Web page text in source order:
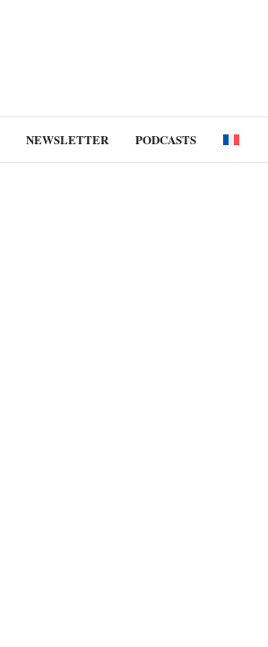
NEWSLETTER PODCASTS